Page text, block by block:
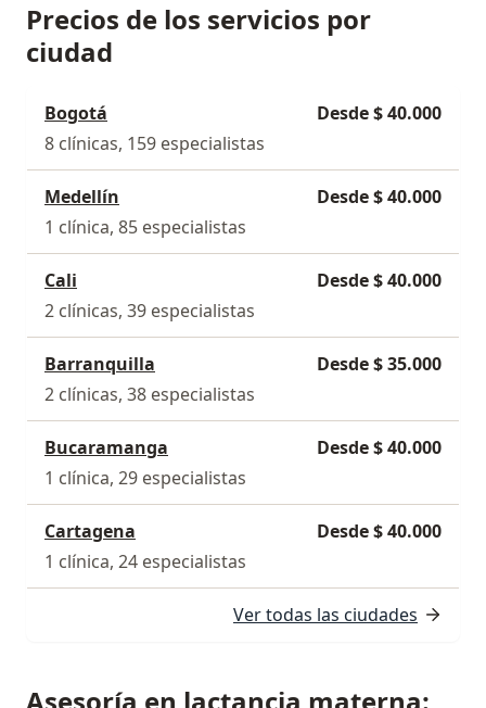
Precios de los servicios por
ciudad
Bogotá
Desde $ 40.000
8 clínicas, 159 especialistas
Medellín
Desde $ 40.000
1 clínica, 85 especialistas
Cali
Desde $ 40.000
2 clínicas, 39 especialistas
Barranquilla
Desde $ 35.000
2 clínicas, 38 especialistas
Bucaramanga
Desde $ 40.000
1 clínica, 29 especialistas
Cartagena
Desde $ 40.000
1 clínica, 24 especialistas
Ver todas las ciudades